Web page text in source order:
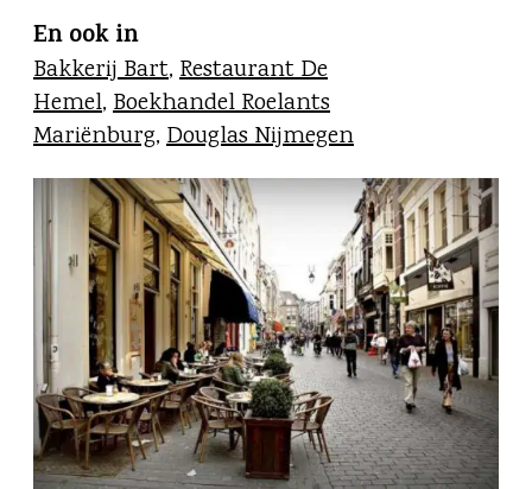
En ook in
Bakkerij Bart, Restaurant De
Hemel, Boekhandel Roelants
Mariënburg, Douglas Nijmegen